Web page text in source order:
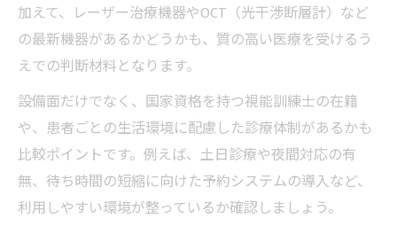
加えて、レーザー治療機器やOCT（光干渉断層計）など
の最新機器があるかどうかも、質の高い医療を受けるう
えでの判断材料となります。
設備面だけでなく、国家資格を持つ視能訓練士の在籍
や、患者ごとの生活環境に配慮した診療体制があるかも
比較ポイントです。例えば、土日診療や夜間対応の有
無、待ち時間の短縮に向けた予約システムの導入など、
利用しやすい環境が整っているか確認しましょう。